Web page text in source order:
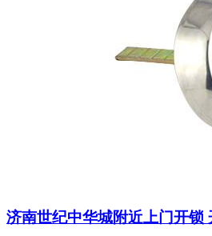
济南世纪中华城附近上门开